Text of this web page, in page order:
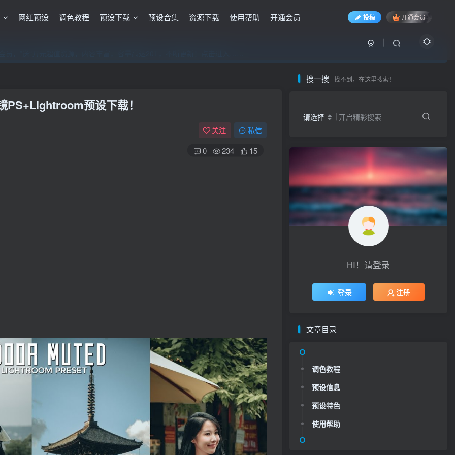
网红预设 调色教程 预设下载 预设合集 资源下载 使用帮助 开通会员 投稿 开通会员
员，”送“万元超值资源，内容丰富，容量高达20T，不断更新！点击进入……
预设下载！
关注 私信
0 234 15
搜一搜 找不到，在这里搜索！
请选择 开启精彩搜索
HI！请登录
登录 注册
文章目录
调色教程
预设信息
预设特色
使用帮助